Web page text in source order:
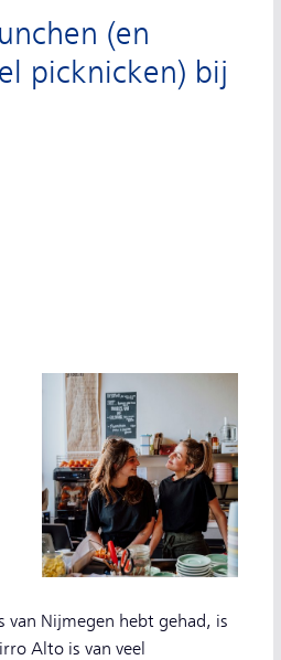
(en
picknicken) bij
van Nijmegen hebt gehad, is
Alto is van veel